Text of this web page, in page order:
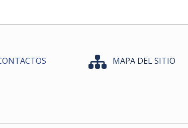
MAPA DEL SITIO